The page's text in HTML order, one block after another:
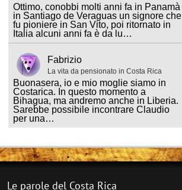
Ottimo, conobbi molti anni fa in Panamà
in Santiago de Veraguas un signore che
fu pioniere in San Vito, poi ritornato in
Italia alcuni anni fa è da lu…
Fabrizio
La vita da pensionato in Costa Rica
Buonasera, io e mio moglie siamo in
Costarica. In questo momento a
Bihagua, ma andremo anche in Liberia.
Sarebbe possibile incontrare Claudio
per una…
Le parole del Costa Rica